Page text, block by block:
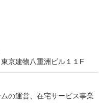
京建物八重洲ビル１１F
の運営、在宅サービス事業